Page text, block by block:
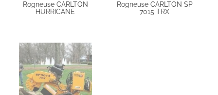
Rogneuse CARLTON
HURRICANE
Rogneuse CARLTON SP
7015 TRX